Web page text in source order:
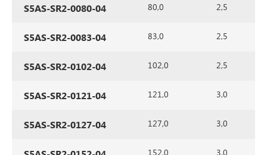
S5AS-SR2-0080-04 80,0 2,5
S5AS-SR2-0083-04 83,0 2,5
S5AS-SR2-0102-04 102,0 2,5
S5AS-SR2-0121-04 121,0 3,0
S5AS-SR2-0127-04 127,0 3,0
152,0 3,0